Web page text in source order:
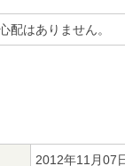
配はありません。
2012年11月07